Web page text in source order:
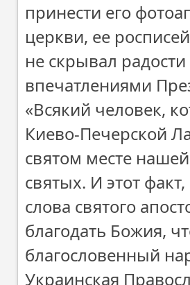
принести его
церкви, ее
не скрывал
впечатлениями
«Всякий человек,
Киево-Печерской
святом месте
святых. И этот
слова святого
благодать Божия,
благословенный
Украинская